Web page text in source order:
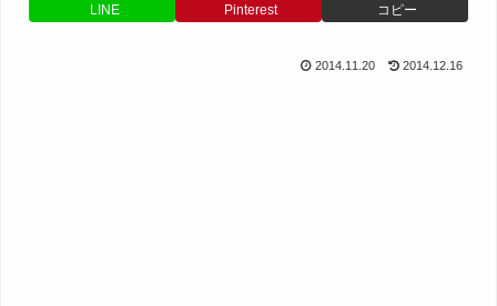
LINE Pinterest コピー
2014.11.20 2014.12.16